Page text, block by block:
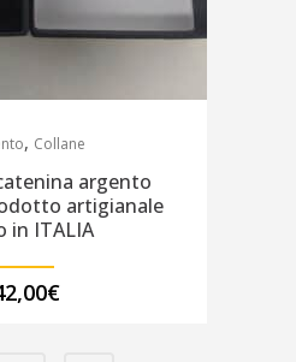
, Collane
argento
artigianale
in ITALIA
€